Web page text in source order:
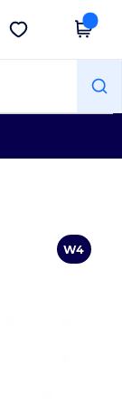
Descargar app
W4